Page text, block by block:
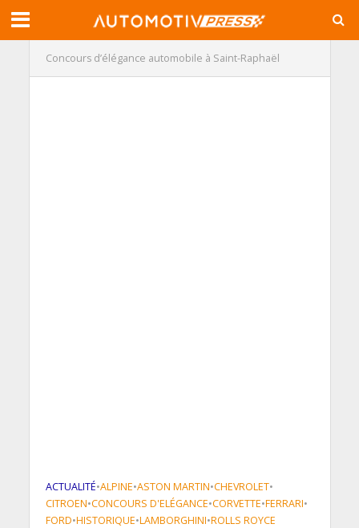
Concours d’élégance automobile à Saint-Raphaël
ACTUALITÉ•ALPINE•ASTON MARTIN•CHEVROLET•
CITROEN•CONCOURS D'ELÉGANCE•CORVETTE•FERRARI•
FORD•HISTORIQUE•LAMBORGHINI•ROLLS ROYCE